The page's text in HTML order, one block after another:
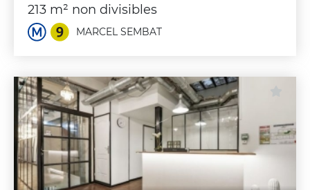
213 m² non divisibles
MARCEL SEMBAT